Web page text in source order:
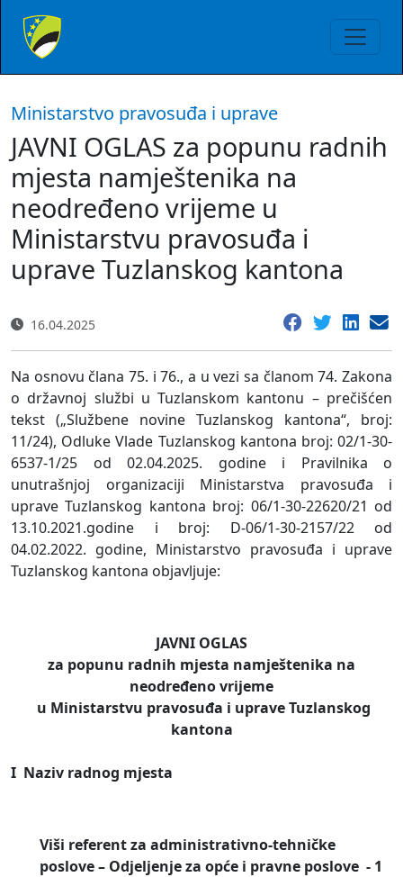
Ministarstvo pravosuđa i uprave
JAVNI OGLAS za popunu radnih
mjesta namještenika na
neodređeno vrijeme u
Ministarstvu pravosuđa i
uprave Tuzlanskog kantona
16.04.2025
Na osnovu člana 75. i 76., a u vezi sa članom 74. Zakona
o državnoj službi u Tuzlanskom kantonu – prečišćen
tekst („Službene novine Tuzlanskog kantona“, broj:
11/24), Odluke Vlade Tuzlanskog kantona broj: 02/1-30-
6537-1/25 od 02.04.2025. godine i Pravilnika o
unutrašnjoj organizaciji Ministarstva pravosuđa i
uprave Tuzlanskog kantona broj: 06/1-30-22620/21 od
13.10.2021.godine i broj: D-06/1-30-2157/22 od
04.02.2022. godine, Ministarstvo pravosuđa i uprave
Tuzlanskog kantona objavljuje:
JAVNI OGLAS
za popunu radnih mjesta namještenika na
neodređeno vrijeme
u Ministarstvu pravosuđa i uprave Tuzlanskog
kantona
I Naziv radnog mjesta
Viši referent za administrativno-tehničke
poslove – Odjeljenje za opće i pravne poslove - 1